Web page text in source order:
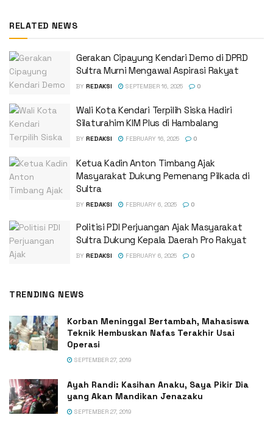
RELATED NEWS
Gerakan Cipayung Kendari Demo di DPRD
Sultra Murni Mengawal Aspirasi Rakyat
BY REDAKSI SEPTEMBER 16, 2025 0
Wali Kota Kendari Terpilih Siska Hadiri
Silaturahim KIM Plus di Hambalang
BY REDAKSI FEBRUARY 16, 2025 0
Ketua Kadin Anton Timbang Ajak
Masyarakat Dukung Pemenang Pilkada di
Sultra
BY REDAKSI FEBRUARY 6, 2025 0
Politisi PDI Perjuangan Ajak Masyarakat
Sultra Dukung Kepala Daerah Pro Rakyat
BY REDAKSI FEBRUARY 6, 2025 0
TRENDING NEWS
Korban Meninggal Bertambah, Mahasiswa
Teknik Hembuskan Nafas Terakhir Usai
Operasi
SEPTEMBER 27, 2019
Ayah Randi: Kasihan Anaku, Saya Pikir Dia
yang Akan Mandikan Jenazaku
SEPTEMBER 27, 2019